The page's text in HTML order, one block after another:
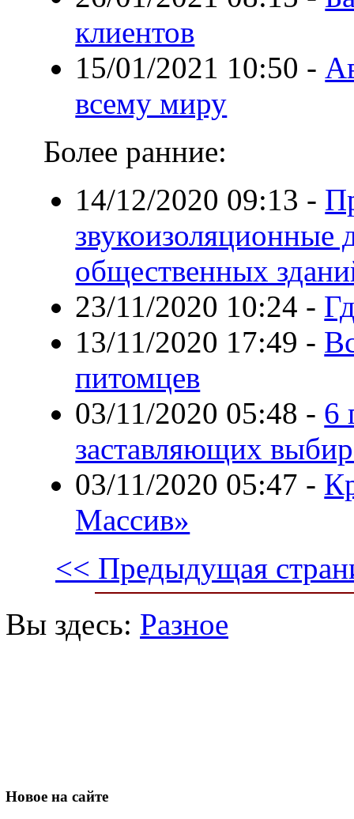
клиентов
15/01/2021 10:50 -
всему миру
Более ранние:
14/12/2020 09:13 -
звукоизоляционные
общественных
23/11/2020 10:24 -
13/11/2020 17:49 -
питомцев
03/11/2020 05:48 - 6
заставляющих
03/11/2020 05:47 -
Массив»
<< Предыдущая
Вы здесь: Разное
Новое на сайте